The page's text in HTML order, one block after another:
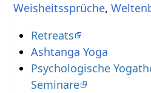
,
Retreats
Ashtanga Yoga
Psychologische
Seminare